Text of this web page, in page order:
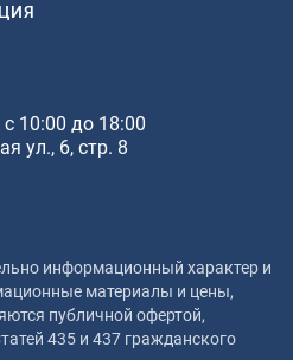
10:00 до 18:00
ул., 6, стр. 8
информационный характер и
материалы и цены,
публичной офертой,
435 и 437 гражданского